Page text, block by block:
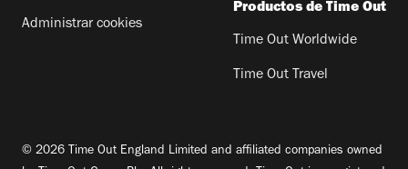
Administrar cookies
Productos de Time Out
Time Out Worldwide
Time Out Travel
© 2026 Time Out England Limited and affiliated companies owned